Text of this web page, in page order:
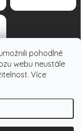
pohodlné
webu neustále
Více